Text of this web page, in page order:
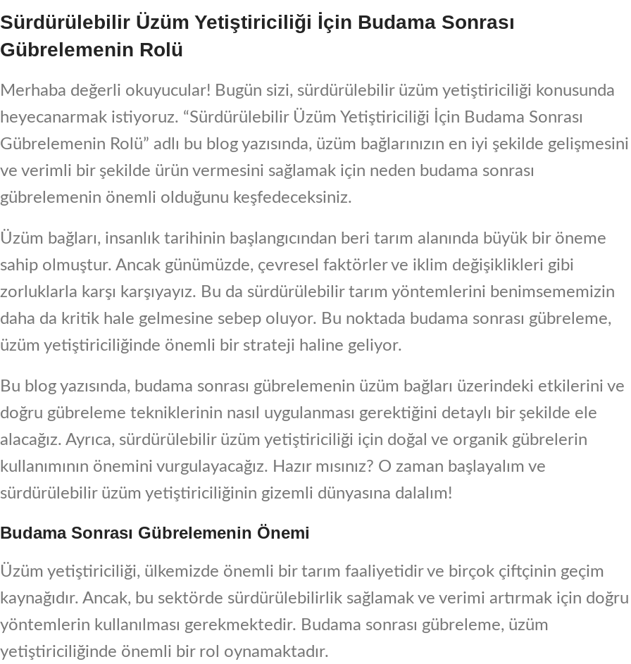
Sürdürülebilir Üzüm Yetiştiriciliği İçin Budama Sonrası
Gübrelemenin Rolü
Merhaba değerli okuyucular! Bugün sizi, sürdürülebilir üzüm yetiştiriciliği konusunda
heyecanarmak istiyoruz. “Sürdürülebilir Üzüm Yetiştiriciliği İçin Budama Sonrası
Gübrelemenin Rolü” adlı bu blog yazısında, üzüm bağlarınızın en iyi şekilde gelişmesini
ve verimli bir şekilde ürün vermesini sağlamak için neden budama sonrası
gübrelemenin önemli olduğunu keşfedeceksiniz.
Üzüm bağları, insanlık tarihinin başlangıcından beri tarım alanında büyük bir öneme
sahip olmuştur. Ancak günümüzde, çevresel faktörler ve iklim değişiklikleri gibi
zorluklarla karşı karşıyayız. Bu da sürdürülebilir tarım yöntemlerini benimsememizin
daha da kritik hale gelmesine sebep oluyor. Bu noktada budama sonrası gübreleme,
üzüm yetiştiriciliğinde önemli bir strateji haline geliyor.
Bu blog yazısında, budama sonrası gübrelemenin üzüm bağları üzerindeki etkilerini ve
doğru gübreleme tekniklerinin nasıl uygulanması gerektiğini detaylı bir şekilde ele
alacağız. Ayrıca, sürdürülebilir üzüm yetiştiriciliği için doğal ve organik gübrelerin
kullanımının önemini vurgulayacağız. Hazır mısınız? O zaman başlayalım ve
sürdürülebilir üzüm yetiştiriciliğinin gizemli dünyasına dalalım!
Budama Sonrası Gübrelemenin Önemi
Üzüm yetiştiriciliği, ülkemizde önemli bir tarım faaliyetidir ve birçok çiftçinin geçim
kaynağıdır. Ancak, bu sektörde sürdürülebilirlik sağlamak ve verimi artırmak için doğru
yöntemlerin kullanılması gerekmektedir. Budama sonrası gübreleme, üzüm
yetiştiriciliğinde önemli bir rol oynamaktadır.